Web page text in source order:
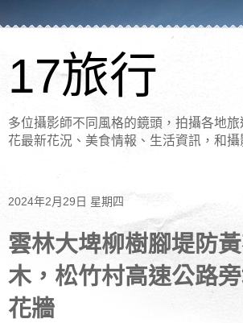
17旅行
多位攝影師不同風格的鏡頭，拍攝各地
花最新花況、美食情報、生活資訊，和攝
2024年2月29日 星期四
雲林大埤柳樹腳堤防
木，松竹村高速公路
花牆